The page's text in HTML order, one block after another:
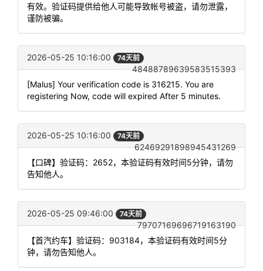
有效。验证码提供给他人可能导致帐号被盗，请勿泄露，
谨防被骗。
2026-05-25 10:16:00 74天前
48488789639583515393
[Malus] Your verification code is 316215. You are
registering Now, code will expired After 5 minutes.
2026-05-25 10:16:00 74天前
62469291898945431269
【口碑】验证码：2652，本验证码有效时间5分钟，请勿
告知他人。
2026-05-25 09:46:00 74天前
79707169696719163190
【首汽约车】验证码：903184，本验证码有效时间5分
钟，请勿告知他人。